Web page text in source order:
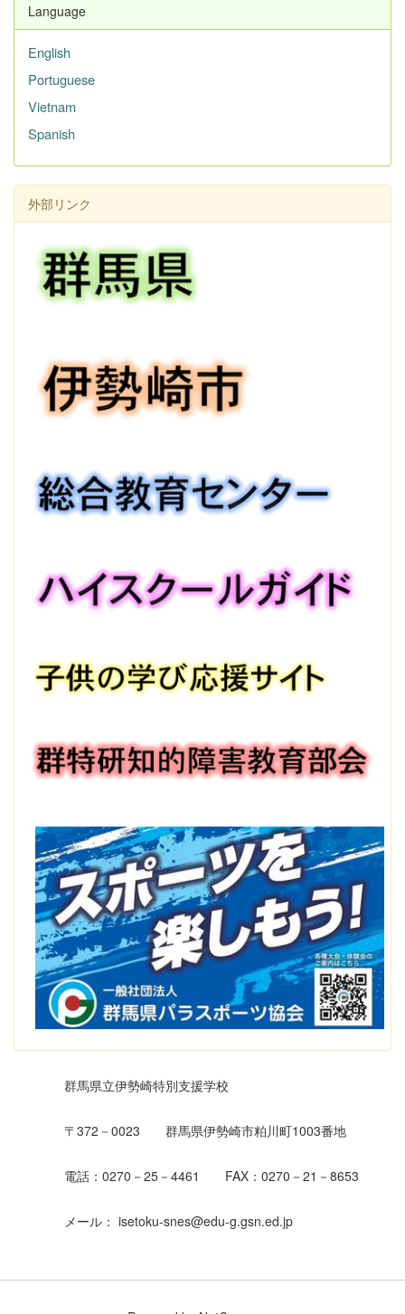
Language
English
Portuguese
Vietnam
Spanish
外部リンク
群馬県立伊勢崎特別支援学校
〒372－0023 群馬県伊勢崎市粕川町1003番地
電話：0270－25－4461 FAX：0270－21－8653
メール： isetoku-snes@edu-g.gsn.ed.jp